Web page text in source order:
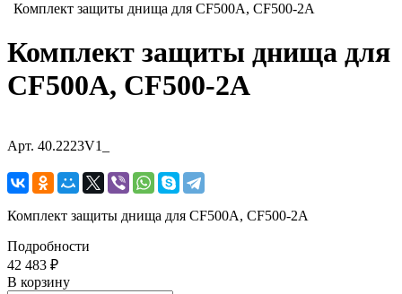
Комплект защиты днища для CF500A, CF500-2A
Комплект защиты днища для
CF500A, CF500-2A
Арт. 40.2223V1_
Комплект защиты днища для CF500A, CF500-2A
Подробности
42 483 ₽
В корзину